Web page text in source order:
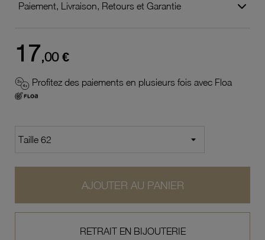
Paiement, Livraison, Retours et Garantie
17,00 €
Profitez des paiements en plusieurs fois avec Floa
AJOUTER AU PANIER
RETRAIT EN BIJOUTERIE